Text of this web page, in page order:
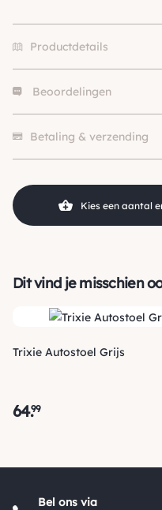
Productdetails
Kleur
Merk
SKU
Beoordelingen
Betaling & verzending
Verzending
ontvangt een track & trace
Kies een aantal
Dit vind je misschien
Trixie Autostoel Grijs
64.99
Bel ons via